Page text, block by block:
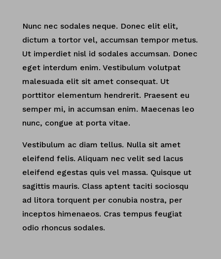
Nunc nec sodales neque. Donec elit elit,
dictum a tortor vel, accumsan tempor metus.
Ut imperdiet nisl id sodales accumsan. Donec
eget interdum enim. Vestibulum volutpat
malesuada elit sit amet consequat. Ut
porttitor elementum hendrerit. Praesent eu
semper mi, in accumsan enim. Maecenas leo
nunc, congue at porta vitae.
Vestibulum ac diam tellus. Nulla sit amet
eleifend felis. Aliquam nec velit sed lacus
eleifend egestas quis vel massa. Quisque ut
sagittis mauris. Class aptent taciti sociosqu
ad litora torquent per conubia nostra, per
inceptos himenaeos. Cras tempus feugiat
odio rhoncus sodales.